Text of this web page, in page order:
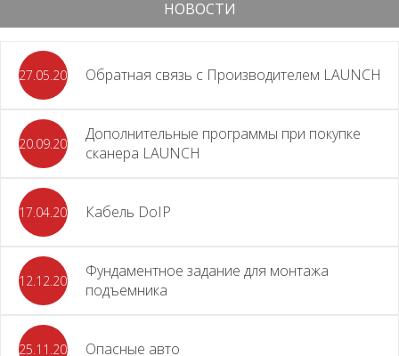
НОВОСТИ
27.05.2026 Обратная связь с Производителем LAUNCH
20.09.2025
Дополнительные программы при покупке
сканера LAUNCH
17.04.2024 Кабель DoIP
12.12.2023
Фундаментное задание для монтажа
подъемника
25.11.2023 Опасные авто